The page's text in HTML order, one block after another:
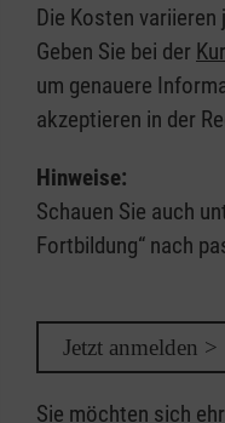
Die Kosten
Geben Sie bei der
um genauere
akzeptieren in der
Hinweise:
Schauen Sie auch
Fortbildung“ nach
Jetzt anmelden >
Sie möchten sich